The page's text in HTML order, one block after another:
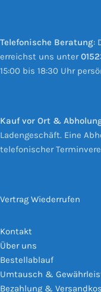
Telefonische Beratung:
erreichst uns unter
15:00 bis 18:30 Uhr
Kauf vor Ort &
Ladengeschäft. Eine
telefonischer
Vertrag Wiederrufen
Kontakt
Über uns
Bestellablauf
Umtausch &
Bezahlung &